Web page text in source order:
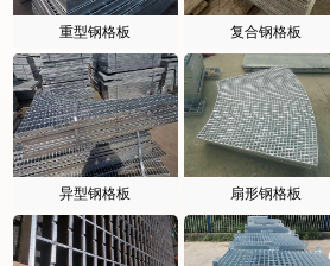
重型钢格板 复合钢格板
异型钢格板 扇形钢格板